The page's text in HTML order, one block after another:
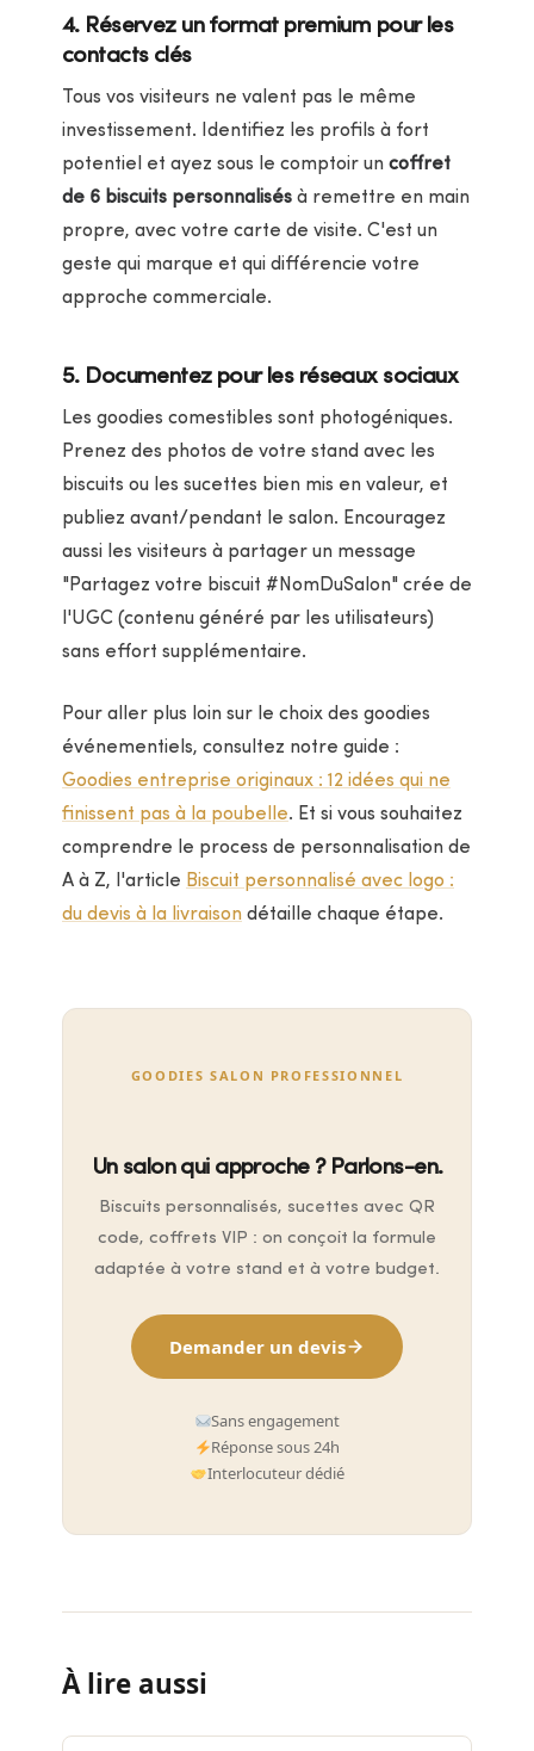
4. Réservez un format premium pour les
contacts clés
Tous vos visiteurs ne valent pas le même
investissement. Identifiez les profils à fort
potentiel et ayez sous le comptoir un coffret
de 6 biscuits personnalisés à remettre en main
propre, avec votre carte de visite. C'est un
geste qui marque et qui différencie votre
approche commerciale.
5. Documentez pour les réseaux sociaux
Les goodies comestibles sont photogéniques.
Prenez des photos de votre stand avec les
biscuits ou les sucettes bien mis en valeur, et
publiez avant/pendant le salon. Encouragez
aussi les visiteurs à partager un message
"Partagez votre biscuit #NomDuSalon" crée de
l'UGC (contenu généré par les utilisateurs)
sans effort supplémentaire.
Pour aller plus loin sur le choix des goodies
événementiels, consultez notre guide :
Goodies entreprise originaux : 12 idées qui ne
finissent pas à la poubelle. Et si vous souhaitez
comprendre le process de personnalisation de
A à Z, l'article Biscuit personnalisé avec logo :
du devis à la livraison détaille chaque étape.
GOODIES SALON PROFESSIONNEL
Un salon qui approche ? Parlons-en.
Biscuits personnalisés, sucettes avec QR
code, coffrets VIP : on conçoit la formule
adaptée à votre stand et à votre budget.
Demander un devis
Sans engagement
Réponse sous 24h
Interlocuteur dédié
À lire aussi